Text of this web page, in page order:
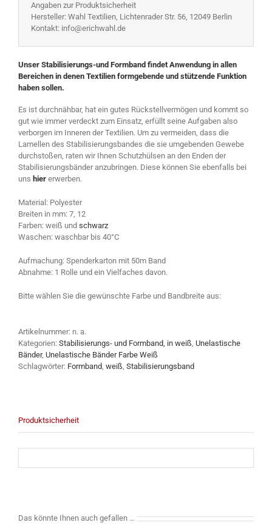
Angaben zur Produktsicherheit
Hersteller: Wahl Textilien, Lichtenrader Str. 56, 12049 Berlin
Kontakt: info@erichwahl.de
Unser Stabilisierungs-und Formband findet Anwendung in allen
Bereichen in denen Textilien formgebende und stützende Funktion
haben sollen.
Es ist durchnähbar, hat ein gutes Rückstellvermögen und kommt so
gut wie immer verdeckt zum Einsatz, erfüllt seine Aufgaben also
verborgen im Inneren der Textilien. Um zu vermeiden, dass die
Lamellen des Stabilisierungsbandes die sie umgebenden Gewebe
durchstoßen, raten wir Ihnen Schutzhülsen an den Enden der
Stabilisierungsbänder anzubringen. Diese können Sie ebenfalls bei
uns hier erwerben.
Material: Polyester
Breiten in mm: 7, 12
Farben: weiß und schwarz
Waschen: waschbar bis 40°C
Aufmachung: Spenderkarton mit 50m Band
Abnahme: 1 Rolle und ein Vielfaches davon.
Bitte wählen Sie die gewünschte Farbe und Bandbreite aus:
Artikelnummer: n. a.
Kategorien: Stabilisierungs- und Formband, in weiß, Unelastische
Bänder, Unelastische Bänder Farbe Weiß
Schlagwörter: Formband, weiß, Stabilisierungsband
Produktsicherheit
Das könnte Ihnen auch gefallen …